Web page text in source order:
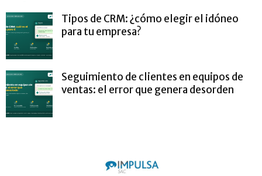
Tipos de CRM: ¿cómo elegir el idóneo
para tu empresa?
Seguimiento de clientes en equipos de
ventas: el error que genera desorden